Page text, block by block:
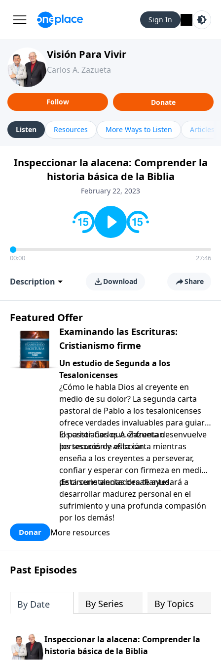
Sign In
Visión Para Vivir
Carlos A. Zazueta
Follow Donate
Listen Resources More Ways to Listen Articles
Inspeccionar la alacena: Comprender la
historia básica de la Biblia
February 22, 2023
00:00 27:46
Description Download Share
Featured Offer
Examinando las Escrituras:
Cristianismo firme
Un estudio de Segunda a los
Tesalonicenses
¿Cómo le habla Dios al creyente en
medio de su dolor? La segunda carta
pastoral de Pablo a los tesalonicenses
ofrece verdades invaluables para guiar a
los cristianos que enfrentan
persecución y aflicción.
El pastor Carlos A. Zazueta desenvuelve
los tesoros de esta carta mientras
enseña a los creyentes a perseverar,
confiar y esperar con firmeza en medio
de circunstancias desafiantes.
¡Esta serie alentadora te ayudará a
desarrollar madurez personal en el
sufrimiento y una profunda compasión
por los demás!
Donar More resources
Past Episodes
By Date By Series By Topics
Inspeccionar la alacena: Comprender la
historia básica de la Biblia